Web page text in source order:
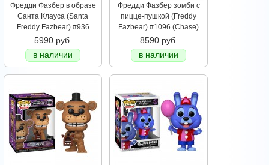
Фредди Фазбер в образе
Санта Клауса (Santa
Freddy Fazbear) #936
5990 руб.
в наличии
Фредди Фазбер зомби с
пицце-пушкой (Freddy
Fazbear) #1096 (Chase)
8590 руб.
в наличии